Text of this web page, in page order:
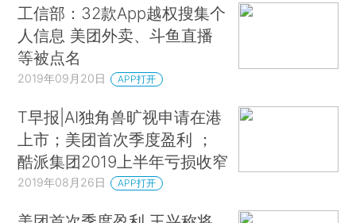
工信部：32款App越权搜集个
人信息 美团外卖、斗鱼直播
等被点名
2019年09月20日 APP打开
T早报|AI独角兽旷视申请在港
上市；美团首次季度盈利 ；
酷派集团2019上半年亏损收窄
2019年08月26日 APP打开